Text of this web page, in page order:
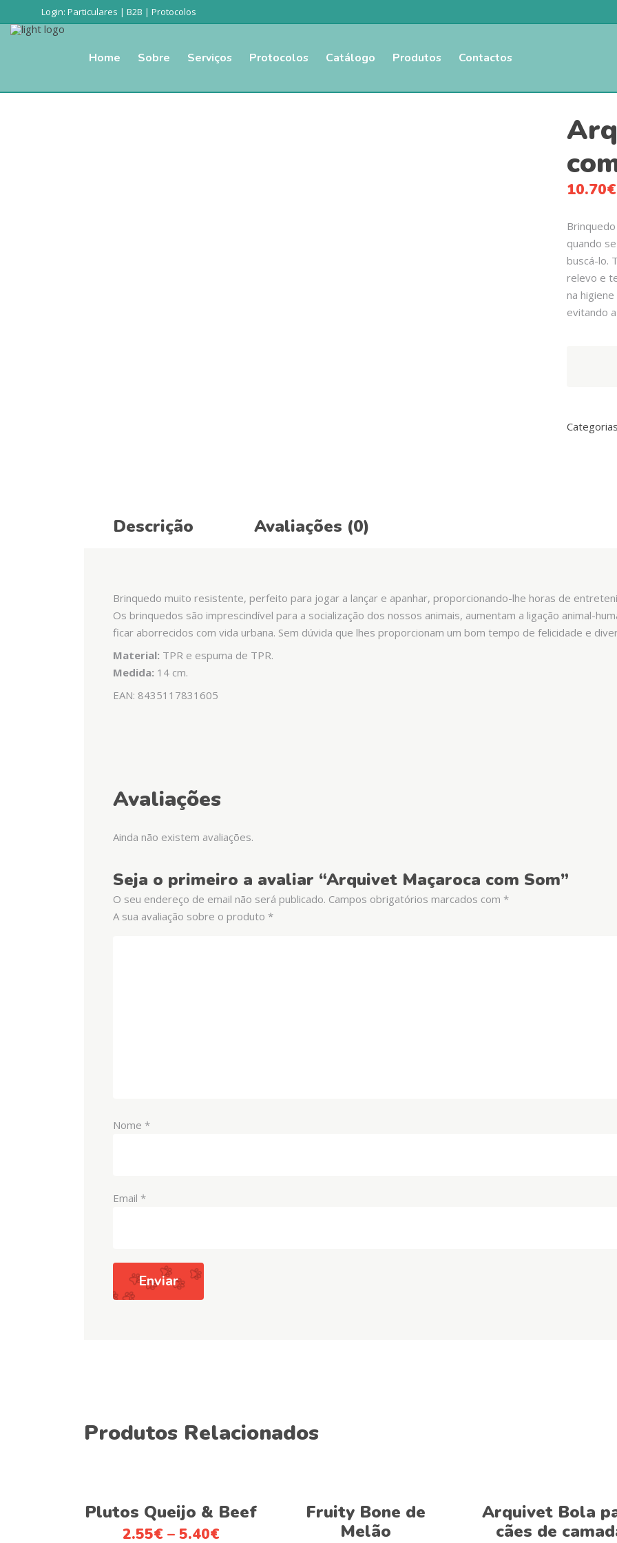
Login: Particulares | B2B | Protocolos
Home Sobre Serviços Protocolos Catálogo Produtos Contactos
10.70€
quando
buscá-lo.
relevo e
na
evitando
quantity
Descrição Avaliações (0)
Brinquedo muito resistente, perfeito para jogar a lançar e apanhar, proporcionando-lhe horas de
Os brinquedos são imprescindível para a socialização dos nossos animais, aumentam a ligação animal-
ficar aborrecidos com vida urbana. Sem dúvida que lhes proporcionam um bom tempo de felicidade e
Material: TPR e espuma de TPR.
Medida: 14 cm.
EAN: 8435117831605
Avaliações
Ainda não existem avaliações.
Seja o primeiro a avaliar “Arquivet Maçaroca com Som”
O seu endereço de email não será publicado. Campos obrigatórios marcados com *
A sua avaliação sobre o produto *
Nome *
Email *
Produtos Relacionados
Ver opções
product
Plutos Queijo & Beef
2.55€ – 5.40€
Ver opções
Fruity Bone de
Melão
Adicionar
Arquivet Bola
cães de